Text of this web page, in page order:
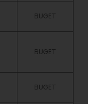
BUGET
BUGET
BUGET